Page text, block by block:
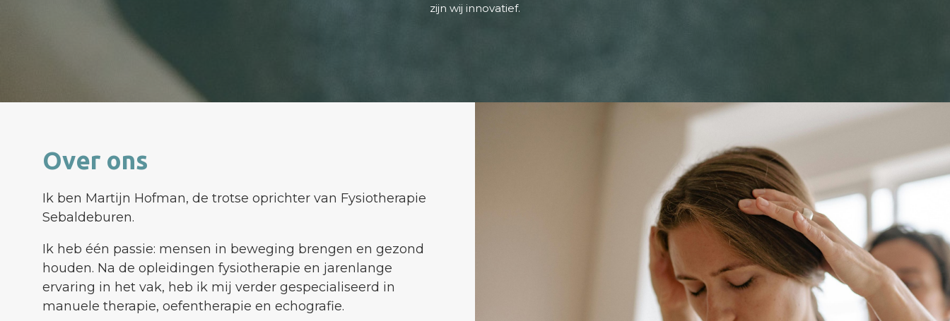
zijn wij innovatief.
Over ons
Ik ben Martijn Hofman, de trotse oprichter van Fysiotherapie
Sebaldeburen.
Ik heb één passie: mensen in beweging brengen en gezond
houden. Na de opleidingen fysiotherapie en jarenlange
ervaring in het vak, heb ik mij verder gespecialiseerd in
manuele therapie, oefentherapie en echografie.